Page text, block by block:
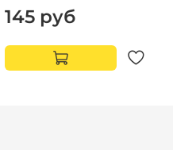
145 руб